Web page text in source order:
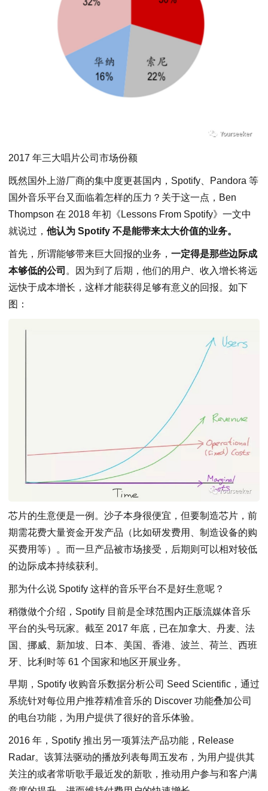
2017 年三大唱片公司市场份额
既然国外上游厂商的集中度更甚国内，Spotify、Pandora 等
国外音乐平台又面临着怎样的压力？关于这一点，Ben
Thompson 在 2018 年初《Lessons From Spotify》一文中
就说过， 他认为 Spotify 不是能带来太大价值的业务。
首先，所谓能够带来巨大回报的业务， 一定得是那些边际成
本够低的公司 。因为到了后期，他们的用户、收入增长将远
远快于成本增长，这样才能获得足够有意义的回报。如下
图：
芯片的生意便是一例。沙子本身很便宜，但要制造芯片，前
期需花费大量资金开发产品（比如研发费用、制造设备的购
买费用等）。而一旦产品被市场接受，后期则可以相对较低
的边际成本持续获利。
那为什么说 Spotify 这样的音乐平台不是好生意呢？
稍微做个介绍，Spotify 目前是全球范围内正版流媒体音乐
平台的头号玩家。截至 2017 年底，已在加拿大、丹麦、法
国、挪威、新加坡、日本、美国、香港、波兰、荷兰、西班
牙、比利时等 61 个国家和地区开展业务。
早期，Spotify 收购音乐数据分析公司 Seed Scientific，通过
系统针对每位用户推荐精准音乐的 Discover 功能叠加公司
的电台功能，为用户提供了很好的音乐体验。
2016 年，Spotify 推出另一项算法产品功能，Release
Radar。该算法驱动的播放列表每周五发布，为用户提供其
关注的或者常听歌手最近发的新歌，推动用户参与和客户满